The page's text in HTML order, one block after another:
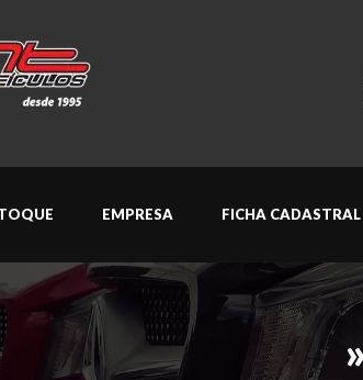
EMPRESA FICHA CADASTRAL